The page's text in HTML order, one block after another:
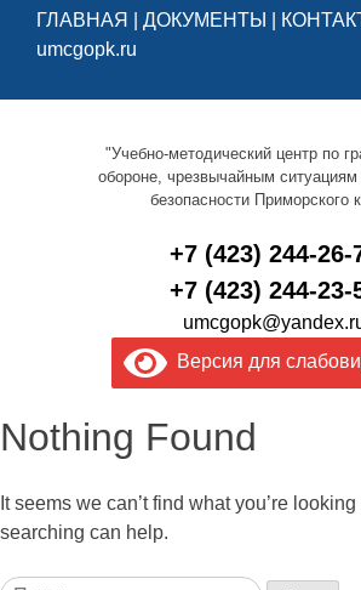
ГЛАВНАЯ ДОКУМЕНТЫ
umcgopk.ru
"Учебно-методический центр по
обороне, чрезвычайным
безопасности Приморского
+7 (423) 244-26-
+7 (423) 244-23-
Версия для
Nothing Found
It seems we can’t find what you’re
searching can help.